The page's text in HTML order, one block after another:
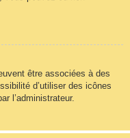
être associées à des
d’utiliser des icônes
l’administrateur.